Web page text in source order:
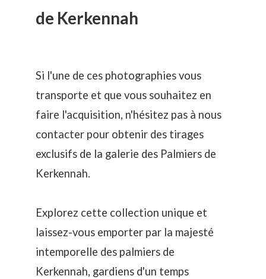
de Kerkennah
Si l'une de ces photographies vous
transporte et que vous souhaitez en
faire l'acquisition, n'hésitez pas à nous
contacter pour obtenir des tirages
exclusifs de la galerie des Palmiers de
Kerkennah.
Explorez cette collection unique et
laissez-vous emporter par la majesté
intemporelle des palmiers de
Kerkennah, gardiens d'un temps